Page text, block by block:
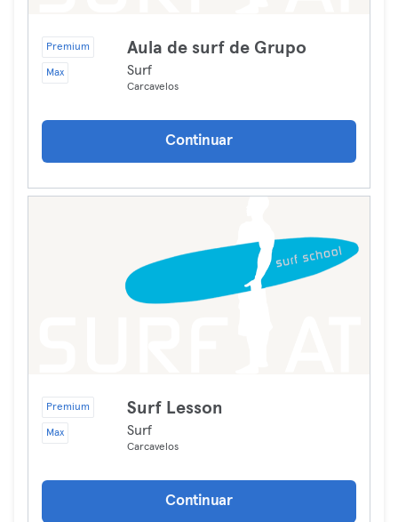
Premium
Max
Aula de surf de Grupo
Surf
Carcavelos
Continuar
Premium
Max
Surf Lesson
Surf
Carcavelos
Continuar